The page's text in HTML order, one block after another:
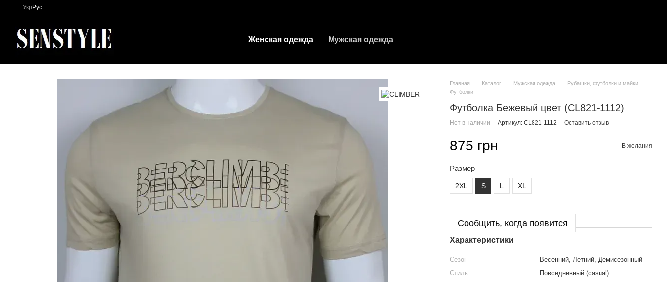
Перейти к основному контенту
Укр Рус
Женская одежда Мужская одежда
Главная Каталог Мужская одежда
Рубашки, футболки и майки
Футболки
Футболка Бежевый цвет (CL821-1112)
Нет в наличии Артикул: CL821-1112 Оставить отзыв
875 грн В желания
Размер
2XL S L XL
Сообщить, когда появится
Характеристики
Сезон
Весенний, Летний, Демисезонный
Стиль
Повседневный (casual)